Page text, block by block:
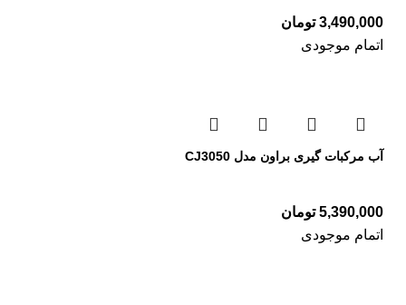
3,490,000 تومان
اتمام موجودی
آب مرکبات گیری براون مدل CJ3050
5,390,000 تومان
اتمام موجودی